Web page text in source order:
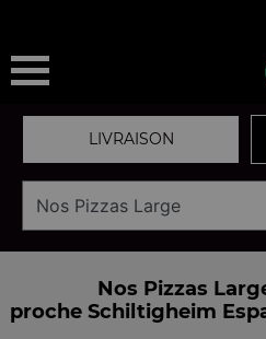
LIVRAISON
Nos Pizzas
proche Schiltigheim